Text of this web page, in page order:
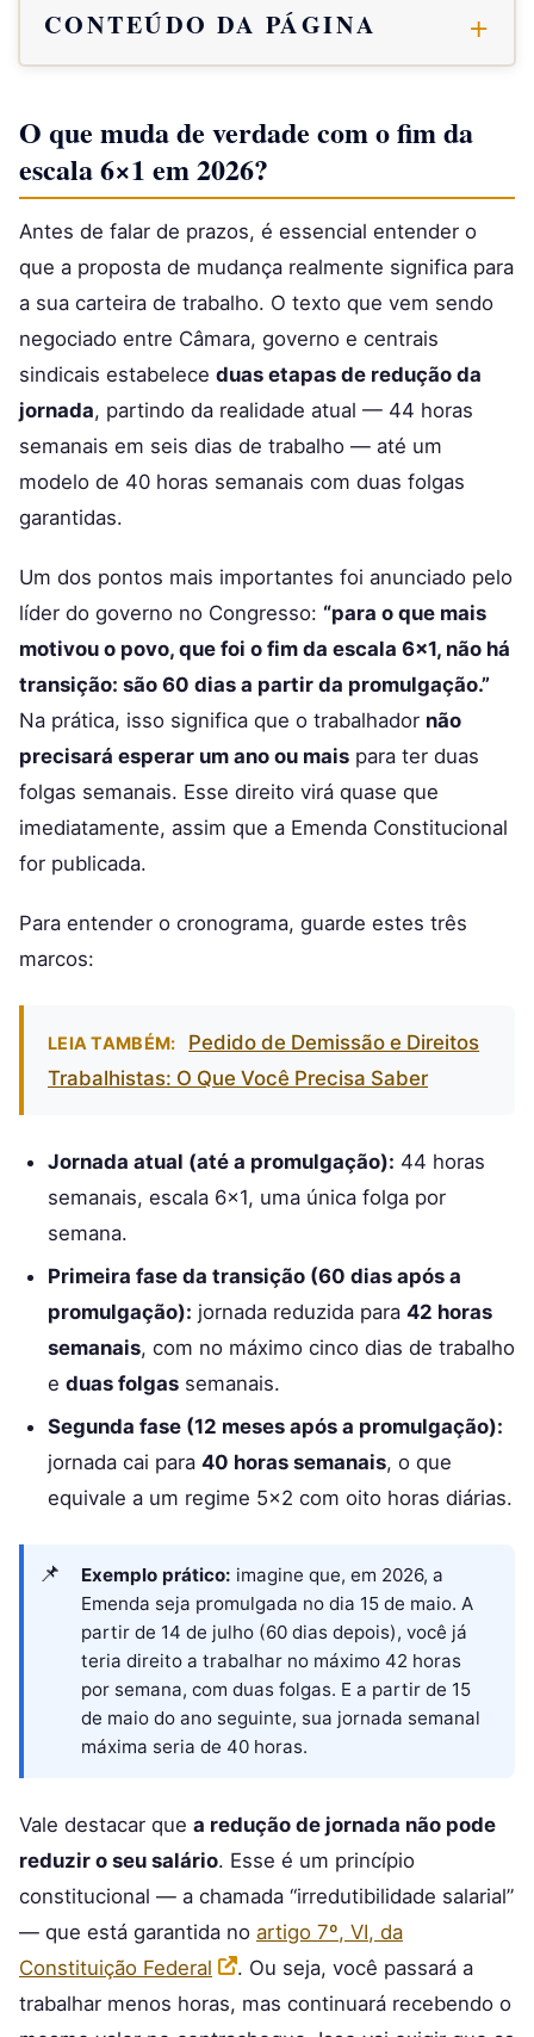
CONTEÚDO DA PÁGINA
O que muda de verdade com o fim da
escala 6×1 em 2026?
Antes de falar de prazos, é essencial entender o
que a proposta de mudança realmente significa para
a sua carteira de trabalho. O texto que vem sendo
negociado entre Câmara, governo e centrais
sindicais estabelece duas etapas de redução da
jornada, partindo da realidade atual — 44 horas
semanais em seis dias de trabalho — até um
modelo de 40 horas semanais com duas folgas
garantidas.
Um dos pontos mais importantes foi anunciado pelo
líder do governo no Congresso: “para o que mais
motivou o povo, que foi o fim da escala 6×1, não há
transição: são 60 dias a partir da promulgação.”
Na prática, isso significa que o trabalhador não
precisará esperar um ano ou mais para ter duas
folgas semanais. Esse direito virá quase que
imediatamente, assim que a Emenda Constitucional
for publicada.
Para entender o cronograma, guarde estes três
marcos:
LEIA TAMBÉM:
Pedido de Demissão e Direitos
Trabalhistas: O Que Você Precisa Saber
Jornada atual (até a promulgação): 44 horas
semanais, escala 6×1, uma única folga por
semana.
Primeira fase da transição (60 dias após a
promulgação): jornada reduzida para 42 horas
semanais, com no máximo cinco dias de trabalho
e duas folgas semanais.
Segunda fase (12 meses após a promulgação):
jornada cai para 40 horas semanais, o que
equivale a um regime 5×2 com oito horas diárias.
Exemplo prático: imagine que, em 2026, a
Emenda seja promulgada no dia 15 de maio. A
partir de 14 de julho (60 dias depois), você já
teria direito a trabalhar no máximo 42 horas
por semana, com duas folgas. E a partir de 15
de maio do ano seguinte, sua jornada semanal
máxima seria de 40 horas.
Vale destacar que a redução de jornada não pode
reduzir o seu salário. Esse é um princípio
constitucional — a chamada “irredutibilidade salarial”
— que está garantida no artigo 7º, VI, da
Constituição Federal
. Ou seja, você passará a
trabalhar menos horas, mas continuará recebendo o